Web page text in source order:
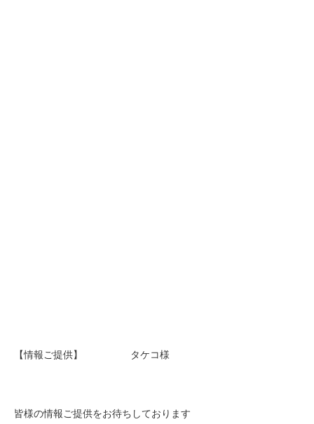
【情報ご提供】 タケコ様
皆様の情報ご提供をお待ちしております